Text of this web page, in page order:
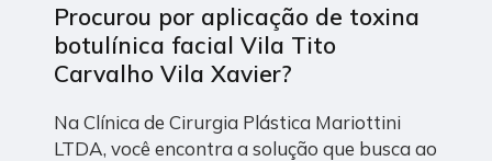
Procurou por aplicação de toxina
botulínica facial Vila Tito
Carvalho Vila Xavier?
Na Clínica de Cirurgia Plástica Mariottini
LTDA, você encontra a solução que busca ao